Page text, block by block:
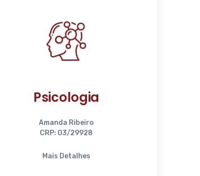
Psicologia
Amanda Ribeiro
CRP: 03/29928
Mais Detalhes